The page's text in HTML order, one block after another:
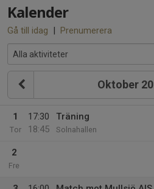
Kalender
Gå till idag | Prenumerera
Oktober
1
Tor
17:30
18:45
Träning
Solnahallen
2
Fre